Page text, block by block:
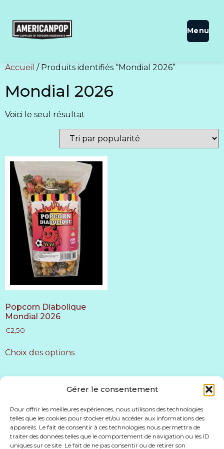
Gérer le consentement
Pour offrir les meilleures expériences, nous utilisons des technologies
telles que les cookies pour stocker et/ou accéder aux informations des
appareils. Le fait de consentir à ces technologies nous permettra de
traiter des données telles que le comportement de navigation ou les ID
uniques sur ce site. Le fait de ne pas consentir ou de retirer son
Accueil / Produits identifiés “Mondial 2026”
Mondial 2026
Voici le seul résultat
Popcorn Diabolique
Mondial 2026
€2,50
Choix des options
Accueil
Conditions générales de vente